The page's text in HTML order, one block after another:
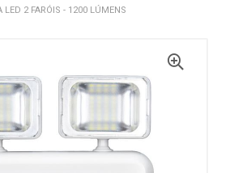
LED 2 FARÓIS - 1200 LÚMENS